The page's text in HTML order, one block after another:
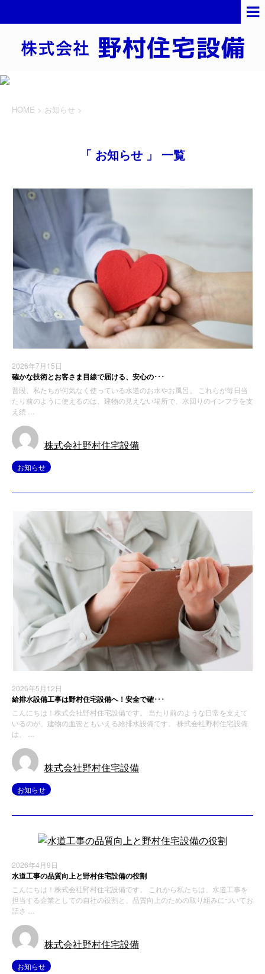
HOME > お知らせ >
「 お知らせ 」 一覧
2026年7月15日
確かな技術とお客さま目線で届ける、安心の･･･
普段、私たちが何気なく使っている水道のお水やお風呂。 これらが毎日当
たり前のように使えるのは、建物の見えない場所で、水回りのインフラを支
え続 …
株式会社野村住宅設備
お知らせ
2026年5月12日
給排水設備工事は野村住宅設備へ！安全で確･･･
こんにちは！株式会社野村住宅設備です。 当たり前のような日常を支えて
いるのが、建物の血管ともいえる給排水設備です。 株式会社野村住宅設備
は、 …
株式会社野村住宅設備
お知らせ
2026年4月9日
水道工事の品質向上と野村住宅設備の役割
こんにちは！株式会社野村住宅設備です。 これから私たちは、水道工事を
担当する企業としての自社の役割と、品質向上のための取り組みについてお
話さ …
株式会社野村住宅設備
お知らせ